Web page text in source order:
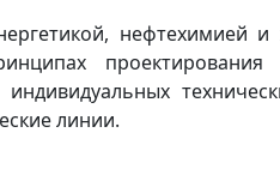
нефтехимией и
проектирования
линии.